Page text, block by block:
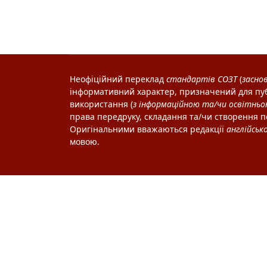
Неофіційний переклад стандартів СОЗТ(
інформативний характер, призначений для
використання (з інформаційною та/чи
права передруку, складання та/чи створення
Оригінальними вважаються редакції
мовою.